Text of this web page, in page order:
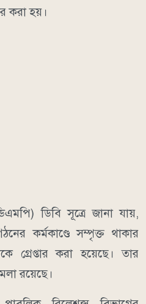
করা হয়।
ডিবি সূত্রে জানা যায়,
কর্মকাণ্ডে সম্পৃক্ত থাকার
গ্রেপ্তার করা হয়েছে। তার
রয়েছে।